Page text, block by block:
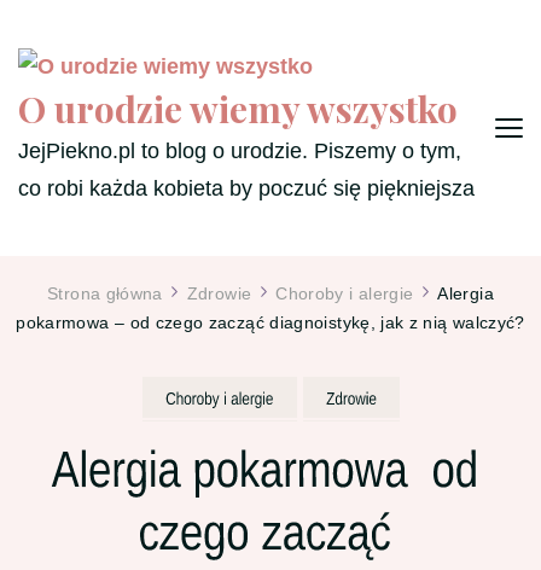
O urodzie wiemy wszystko
JejPiekno.pl to blog o urodzie. Piszemy o tym,
co robi każda kobieta by poczuć się piękniejsza
Strona główna Zdrowie Choroby i alergie
Alergia
pokarmowa – od czego zacząć diagnoistykę, jak z nią walczyć?